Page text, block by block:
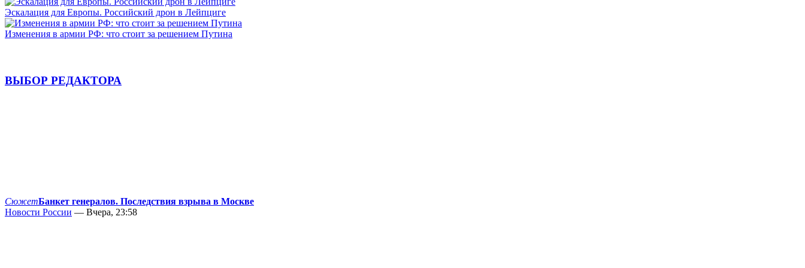
Эскалация для Европы. Российский дрон в Лейпциге
Изменения в армии РФ: что стоит за решением Путина
ВЫБОР РЕДАКТОРА
СюжетБанкет генералов. Последствия взрыва в Москве
Новости России — Вчера, 23:58